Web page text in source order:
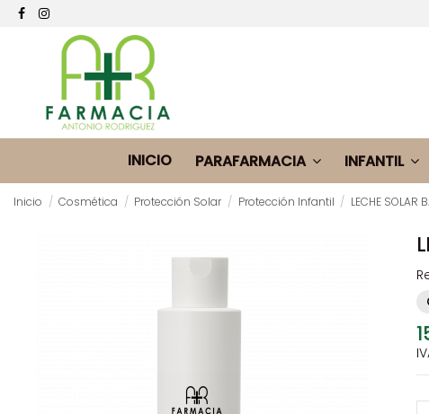
INICIO PARAFARMACIA INFANTIL
Inicio Cosmética Protección Solar Protección Infantil LECHE SOLAR